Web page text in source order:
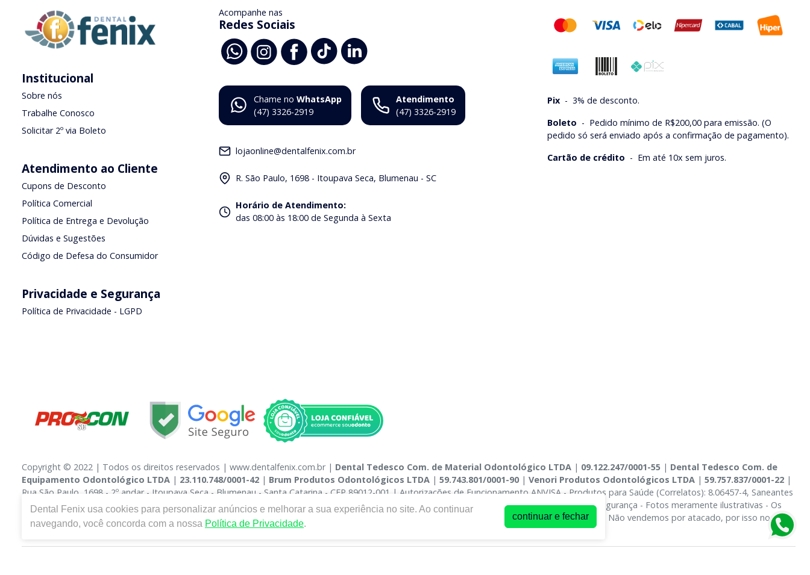
Institucional
Sobre nós
Trabalhe Conosco
Solicitar 2º via Boleto
Atendimento ao Cliente
Cupons de Desconto
Política Comercial
Política de Entrega e Devolução
Dúvidas e Sugestões
Código de Defesa do Consumidor
Privacidade e Segurança
Política de Privacidade - LGPD
Acompanhe nas
Redes Sociais
Chame no WhatsApp
(47) 3326-2919
Atendimento
(47) 3326-2919
lojaonline@dentalfenix.com.br
R. São Paulo, 1698 - Itoupava Seca, Blumenau - SC
Horário de Atendimento:
das 08:00 às 18:00 de Segunda à Sexta
Pix - 3% de desconto.
Boleto - Pedido mínimo de R$200,00 para emissão. (O
pedido só será enviado após a confirmação de pagamento).
Cartão de crédito - Em até 10x sem juros.
Copyright © 2022 | Todos os direitos reservados | www.dentalfenix.com.br | Dental Tedesco Com. de Material Odontológico LTDA | 09.122.247/0001-55 | Dental Tedesco Com. de
Equipamento Odontológico LTDA | 23.110.748/0001-42 | Brum Produtos Odontológicos LTDA | 59.743.801/0001-90| Venori Produtos Odontológicos LTDA | 59.757.837/0001-22 |
Rua São Paulo, 1698 - 2º andar - Itoupava Seca - Blumenau - Santa Catarina - CEP 89012-001 | Autorizações de Funcionamento ANVISA - Produtos para Saúde (Correlatos): 8.06457-4, Saneantes
Domissanitários: 3.14254-6, Medicamentos: 1.15.593-7 - Responsável Técnico: Cleverson Luis Tedesco - CRA-6-01957 | Política de Privacidade e Segurança - Fotos meramente ilustrativas - Os
preços e condições da loja virtual estão sujeitos a alterações. Em caso de divergência de preços no site, o valor válido é o do Carrinho de Compra. Não vendemos por atacado, por isso nos
reservamos o direito de não atender compras de grandes volumes pelo site.
Dental Fenix usa cookies para personalizar anúncios e melhorar a sua experiência no site. Ao continuar
navegando, você concorda com a nossa Política de Privacidade.
continuar e fechar